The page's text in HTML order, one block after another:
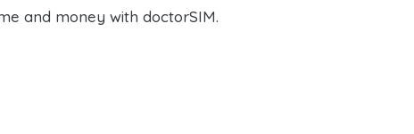
and money with doctorSIM.